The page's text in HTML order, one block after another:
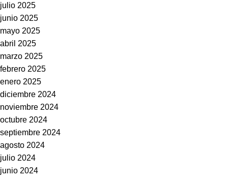
julio 2025
junio 2025
mayo 2025
abril 2025
marzo 2025
febrero 2025
enero 2025
diciembre 2024
noviembre 2024
octubre 2024
septiembre 2024
agosto 2024
julio 2024
junio 2024